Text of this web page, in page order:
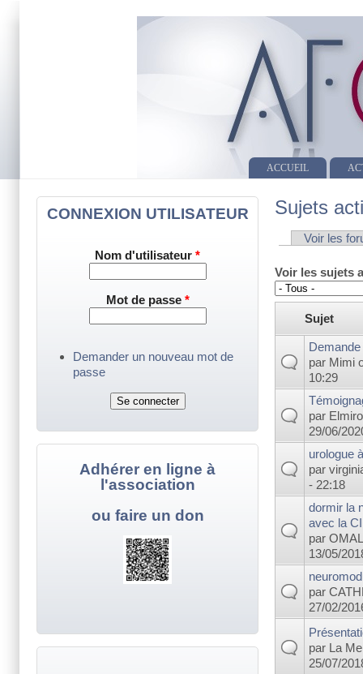
ACCUEIL
Sujets
Onglets
Voir les
Voir les sujets
Sujet
par Mimi
10:29
par
29/06/
urologue
par
- 22:18
dormir la
avec la
par
13/05/
par
27/02/
par La
25/07/
CONNEXION UTILISATEUR
Nom d'utilisateur *
Mot de passe *
Demander un nouveau mot de
passe
Adhérer en ligne à
l'association
ou faire un don